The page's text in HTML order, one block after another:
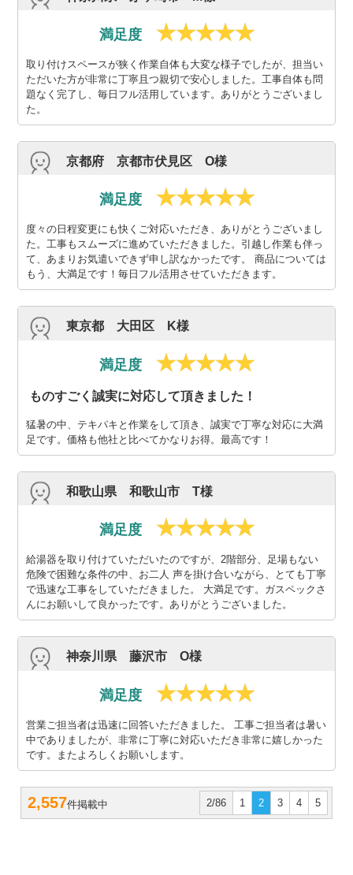
満足度
取り付けスペースが狭く作業自体も大変な様子でしたが、担当い
ただいた方が非常に丁寧且つ親切で安心しました。工事自体も問
題なく完了し、毎日フル活用しています。ありがとうございまし
た。
京都府 京都市伏見区 O様
満足度
度々の日程変更にも快くご対応いただき、ありがとうございまし
た。工事もスムーズに進めていただきました。引越し作業も伴っ
て、あまりお気遣いできず申し訳なかったです。 商品については
もう、大満足です！毎日フル活用させていただきます。
東京都 大田区 K様
満足度
ものすごく誠実に対応して頂きました！
猛暑の中、テキパキと作業をして頂き、誠実で丁寧な対応に大満
足です。価格も他社と比べてかなりお得。最高です！
和歌山県 和歌山市 T様
満足度
給湯器を取り付けていただいたのですが、2階部分、足場もない
危険で困難な条件の中、お二人 声を掛け合いながら、とても丁寧
で迅速な工事をしていただきました。 大満足です。ガスペックさ
んにお願いして良かったです。ありがとうございました。
神奈川県 藤沢市 O様
満足度
営業ご担当者は迅速に回答いただきました。 工事ご担当者は暑い
中でありましたが、非常に丁寧に対応いただき非常に嬉しかった
です。またよろしくお願いします。
2,557件掲載中 2/86 1 2 3 4 5